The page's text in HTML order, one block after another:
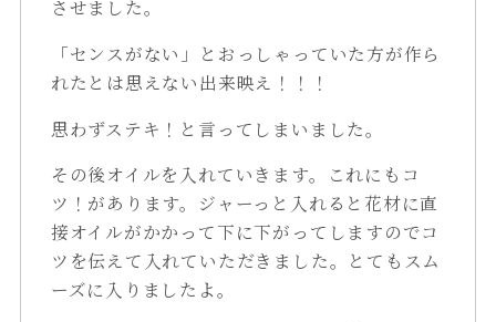
させました。
「センスがない」とおっしゃっていた方が作ら
れたとは思えない出来映え！！！
思わずステキ！と言ってしまいました。
その後オイルを入れていきます。これにもコ
ツ！があります。ジャーっと入れると花材に直
接オイルがかかって下に下がってしますのでコ
ツを伝えて入れていただきました。とてもスム
ーズに入りましたよ。